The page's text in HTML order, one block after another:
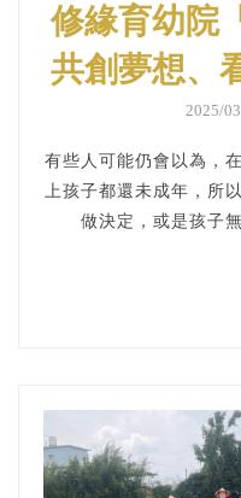
修緣育幼院
共創夢想、
2025/
有些人可能仍會以為，
上孩子都還未成年，所
做決定，或是孩子